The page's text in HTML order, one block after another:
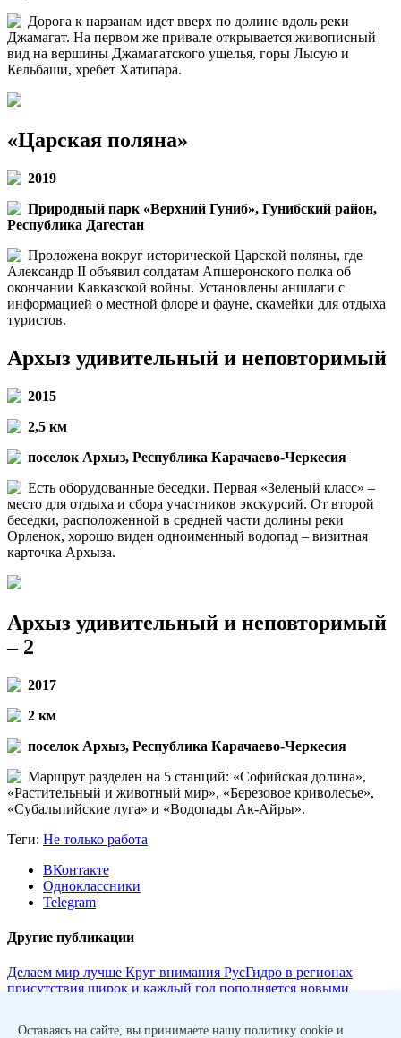
Дорога к нарзанам идет вверх по долине вдоль реки
Джамагат. На первом же привале открывается живописный
вид на вершины Джамагатского ущелья, горы Лысую и
Кельбаши, хребет Хатипара.
«Царская поляна»
2019
Природный парк «Верхний Гуниб», Гунибский район,
Республика Дагестан
Проложена вокруг исторической Царской поляны, где
Александр II объявил солдатам Апшеронского полка об
окончании Кавказской войны. Установлены аншлаги с
информацией о местной флоре и фауне, скамейки для отдыха
туристов.
Архыз удивительный и неповторимый
2015
2,5 км
поселок Архыз, Республика Карачаево-Черкесия
Есть оборудованные беседки. Первая «Зеленый класс» –
место для отдыха и сбора участников экскурсий. От второй
беседки, расположенной в средней части долины реки
Орленок, хорошо виден одноименный водопад – визитная
карточка Архыза.
Архыз удивительный и неповторимый
– 2
2017
2 км
поселок Архыз, Республика Карачаево-Черкесия
Маршрут разделен на 5 станций: «Софийская долина»,
«Растительный и животный мир», «Березовое криволесье»,
«Субальпийские луга» и «Водопады Ак-Айры».
Теги: Не только работа
ВКонтакте
Одноклассники
Telegram
Другие публикации
Делаем мир лучше Круг внимания РусГидро в регионах
присутствия широк и каждый год пополняется новыми
Оставаясь на сайте, вы принимаете нашу политику cookie и